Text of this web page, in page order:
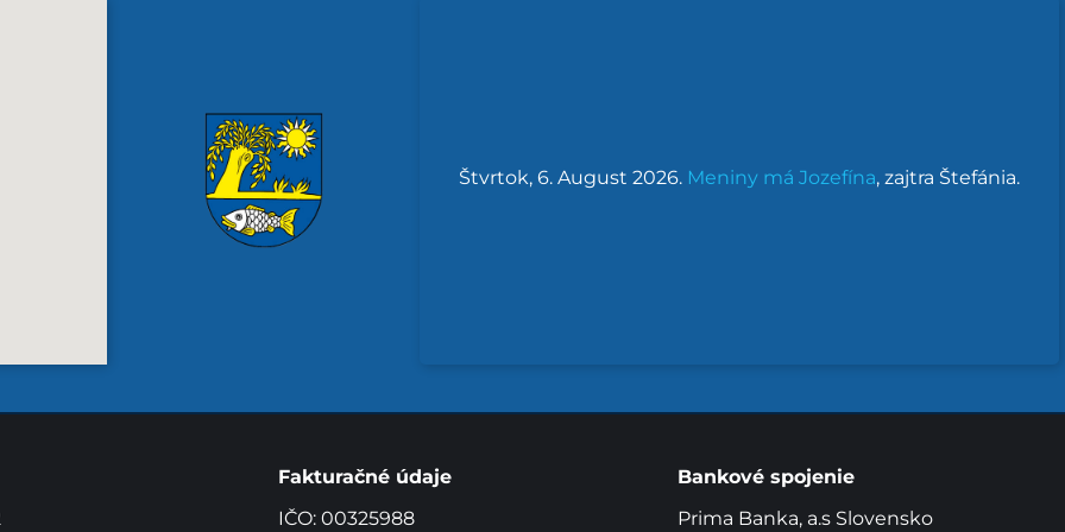
Štvrtok, 6. August 2026. Meniny máJozefína, zajtra Štefánia.
Fakturačné údaje
IČO: 00325988
Bankové spojenie
Prima Banka, a.s Slovensko